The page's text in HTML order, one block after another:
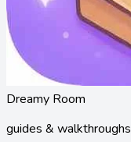
Dreamy Room
guides & walkthroughs